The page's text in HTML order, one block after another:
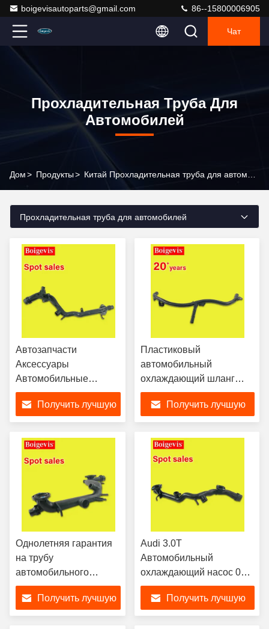
boigevisautoparts@gmail.com 86--15800006905
Чат
Прохладительная Труба Для
Автомобилей
Дом> Продукты>
Прохладительная труба для автомобилей
Автозапчасти
Аксессуары
Автомобильные
охладительные трубы
06E 121 045 BB Для
Audi VW 3.0
Получить лучшую
Пластиковый
автомобильный
охлаждающий шланг
04E121070AC VW
охлаждающий шланг
Новое состояние
Получить лучшую
Однолетняя гарантия
на трубу
автомобильного
охладителя
06E121045AB для Audi
A6L A8
Получить лучшую
Audi 3.0T
Автомобильный
охлаждающий насос 06E
121 045 AE Netural Box
PackagedПолучить лучшую